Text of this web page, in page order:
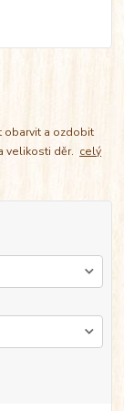
obarvit a ozdobit
velikosti děr. celý